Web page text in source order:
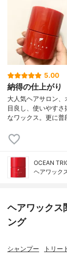
5.00
納得の仕上がり
大人気ヘアサロン
目良し、使いやす
なワックス。更に
OCEAN
ヘアワック
ヘアワックス
ング
シャンプー トリー